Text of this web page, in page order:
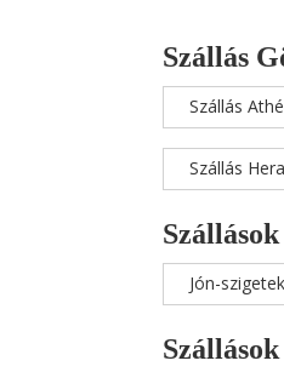
Szállás
Szállás
Szállás
Jón-